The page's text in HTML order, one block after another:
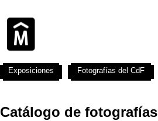
Catálogo de fotografías
Exposiciones Fotografías del CdF